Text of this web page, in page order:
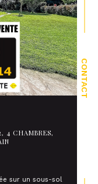
CONTACT
4 CHAMBRES,
sur un sous-sol